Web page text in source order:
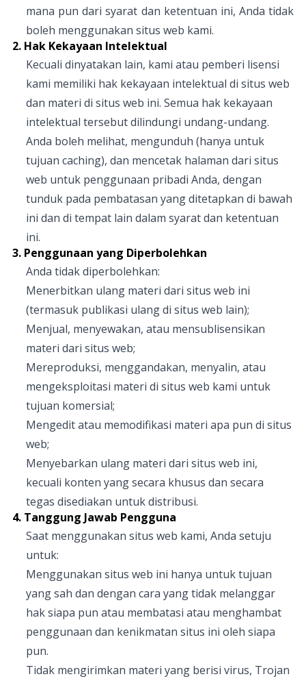
mana pun dari syarat dan ketentuan ini, Anda tidak
boleh menggunakan situs web kami.
2. Hak Kekayaan Intelektual
Kecuali dinyatakan lain, kami atau pemberi lisensi
kami memiliki hak kekayaan intelektual di situs web
dan materi di situs web ini. Semua hak kekayaan
intelektual tersebut dilindungi undang-undang.
Anda boleh melihat, mengunduh (hanya untuk
tujuan caching), dan mencetak halaman dari situs
web untuk penggunaan pribadi Anda, dengan
tunduk pada pembatasan yang ditetapkan di bawah
ini dan di tempat lain dalam syarat dan ketentuan
ini.
3. Penggunaan yang Diperbolehkan
Anda tidak diperbolehkan:
Menerbitkan ulang materi dari situs web ini
(termasuk publikasi ulang di situs web lain);
Menjual, menyewakan, atau mensublisensikan
materi dari situs web;
Mereproduksi, menggandakan, menyalin, atau
mengeksploitasi materi di situs web kami untuk
tujuan komersial;
Mengedit atau memodifikasi materi apa pun di situs
web;
Menyebarkan ulang materi dari situs web ini,
kecuali konten yang secara khusus dan secara
tegas disediakan untuk distribusi.
4. Tanggung Jawab Pengguna
Saat menggunakan situs web kami, Anda setuju
untuk:
Menggunakan situs web ini hanya untuk tujuan
yang sah dan dengan cara yang tidak melanggar
hak siapa pun atau membatasi atau menghambat
penggunaan dan kenikmatan situs ini oleh siapa
pun.
Tidak mengirimkan materi yang berisi virus, Trojan